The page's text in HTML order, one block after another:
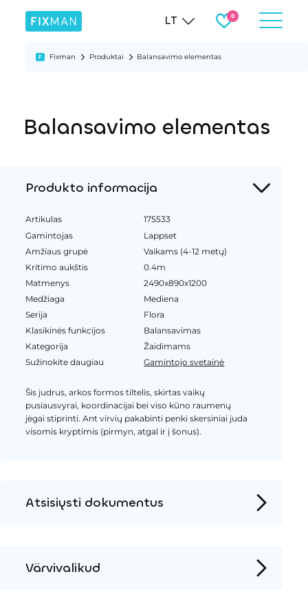
LT
Fixman Produktai Balansavimo elementas
Balansavimo elementas
Produkto informacija
Artikulas
175533
Gamintojas
Lappset
Amžiaus grupė
Vaikams (4-12 metų)
Kritimo aukštis
0.4m
Matmenys
2490x890x1200
Medžiaga
Mediena
Serija
Flora
Klasikinės funkcijos
Balansavimas
Kategorija
Žaidimams
Sužinokite daugiau
Gamintojo svetainė
Šis judrus, arkos formos tiltelis, skirtas vaikų
pusiausvyrai, koordinacijai bei viso kūno raumenų
jėgai stiprinti. Ant virvių pakabinti penki skersiniai juda
visomis kryptimis (pirmyn, atgal ir į šonus).
Atsisiųsti dokumentus
Värvivalikud